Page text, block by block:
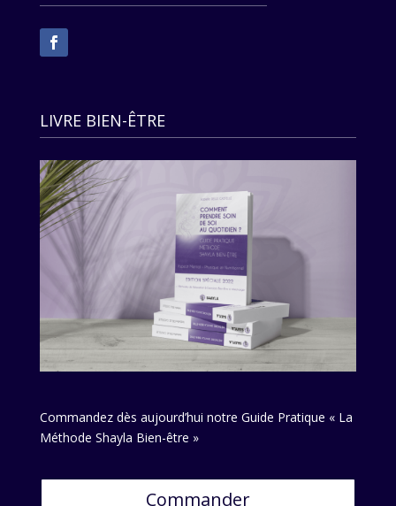
LIVRE BIEN-ÊTRE
Commandez dès aujourd’hui notre Guide Pratique « La
Méthode Shayla Bien-être »
Commander